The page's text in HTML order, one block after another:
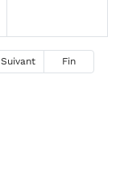
Suivant Fin